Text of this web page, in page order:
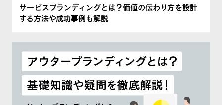
サービスブランディングとは？価値の伝わり方を設計
する方法や成功事例も解説